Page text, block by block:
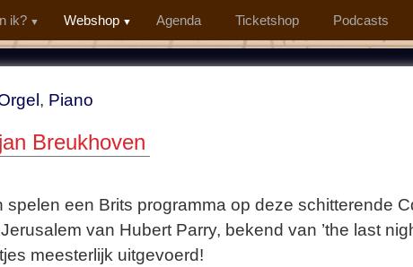
ik? Webshop Agenda Ticketshop Podcasts
, Piano
Breukhoven
een Brits programma op deze schitterende
van Hubert Parry, bekend van ’the last
meesterlijk uitgevoerd!